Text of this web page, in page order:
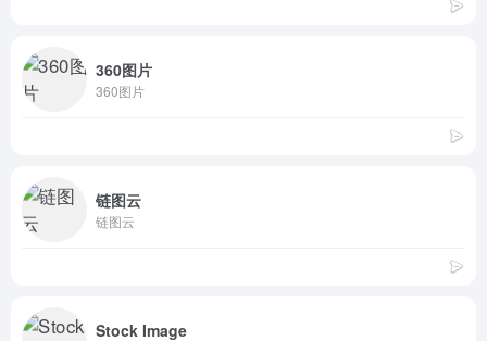
360图片
360图片
链图云
链图云
Stock Image